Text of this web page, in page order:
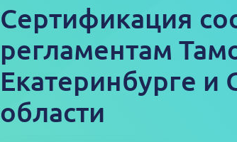
Сертификация
регламентам
Екатеринбургe и
области